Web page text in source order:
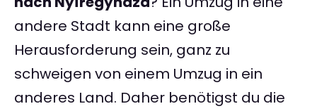
andere Stadt kann eine große
Herausforderung sein, ganz zu
schweigen von einem Umzug in ein
anderes Land. Daher benötigst du die